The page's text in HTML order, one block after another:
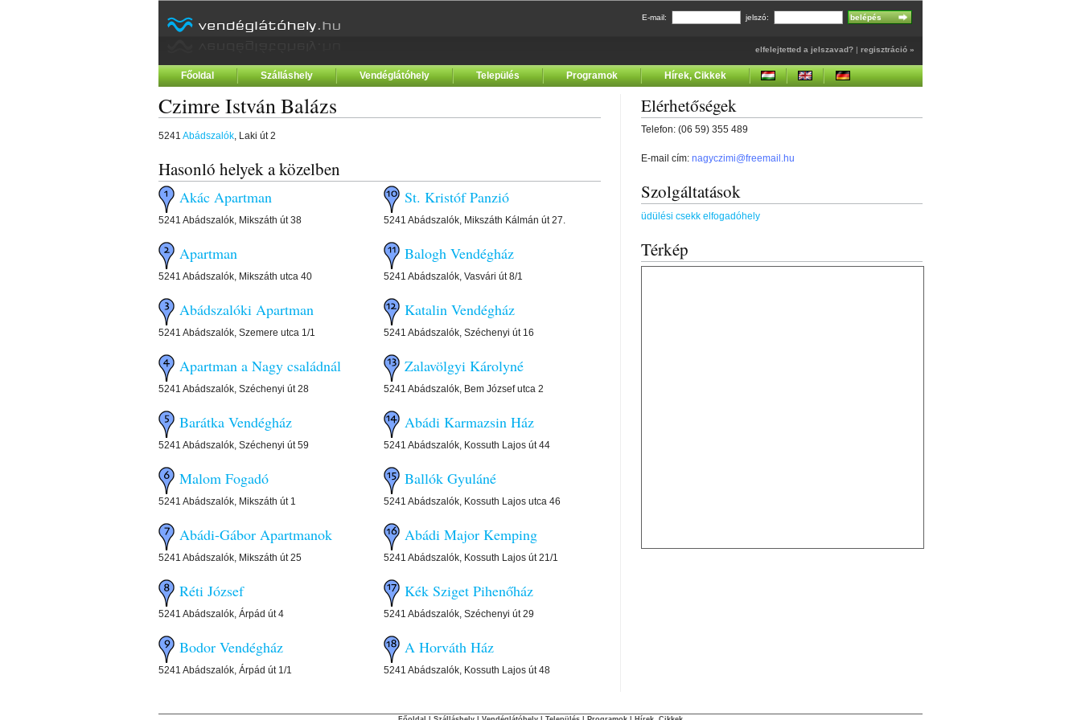
E-mail: jelszó:
elfelejtetted a jelszavad? | regisztráció »
Főoldal Szálláshely Vendéglátóhely Település Programok Hírek, Cikkek
Czimre István Balázs
5241 Abádszalók, Laki út 2
Hasonló helyek a közelben
Akác Apartman
5241 Abádszalók, Mikszáth út 38
Apartman
5241 Abádszalók, Mikszáth utca 40
Abádszalóki Apartman
5241 Abádszalók, Szemere utca 1/1
Apartman a Nagy családnál
5241 Abádszalók, Széchenyi út 28
Barátka Vendégház
5241 Abádszalók, Széchenyi út 59
Malom Fogadó
5241 Abádszalók, Mikszáth út 1
Abádi-Gábor Apartmanok
5241 Abádszalók, Mikszáth út 25
Réti József
5241 Abádszalók, Árpád út 4
Bodor Vendégház
5241 Abádszalók, Árpád út 1/1
St. Kristóf Panzió
5241 Abádszalók, Mikszáth Kálmán út 27.
Balogh Vendégház
5241 Abádszalók, Vasvári út 8/1
Katalin Vendégház
5241 Abádszalók, Széchenyi út 16
Zalavölgyi Károlyné
5241 Abádszalók, Bem József utca 2
Abádi Karmazsin Ház
5241 Abádszalók, Kossuth Lajos út 44
Ballók Gyuláné
5241 Abádszalók, Kossuth Lajos utca 46
Abádi Major Kemping
5241 Abádszalók, Kossuth Lajos út 21/1
Kék Sziget Pihenőház
5241 Abádszalók, Széchenyi út 29
A Horváth Ház
5241 Abádszalók, Kossuth Lajos út 48
Elérhetőségek
Telefon: (06 59) 355 489
E-mail cím: nagyczimi@freemail.hu
Szolgáltatások
üdülési csekk elfogadóhely
Térkép